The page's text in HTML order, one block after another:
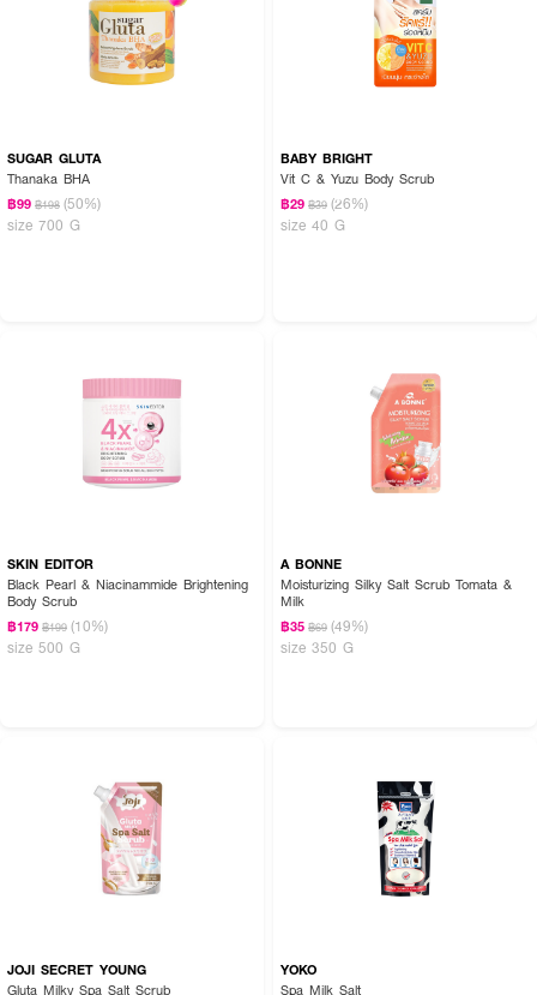
SUGAR GLUTA
Thanaka BHA
฿99 ฿198 (50%)
size 700 G
BABY BRIGHT
Vit C & Yuzu Body Scrub
฿29 ฿39 (26%)
size 40 G
SKIN EDITOR
Black Pearl & Niacinammide Brightening
Body Scrub
฿179 ฿199 (10%)
size 500 G
A BONNE
Moisturizing Silky Salt Scrub Tomata &
Milk
฿35 ฿69 (49%)
size 350 G
JOJI SECRET YOUNG
Gluta Milky Spa Salt Scrub
YOKO
Spa Milk Salt